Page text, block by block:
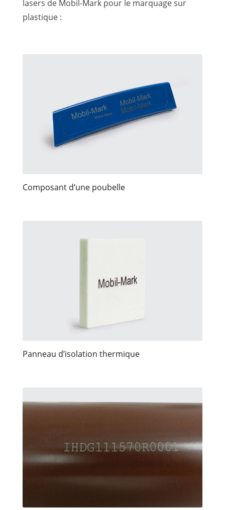
lasers de Mobil-Mark pour le marquage sur
plastique :
Composant d’une poubelle
Panneau d’isolation thermique